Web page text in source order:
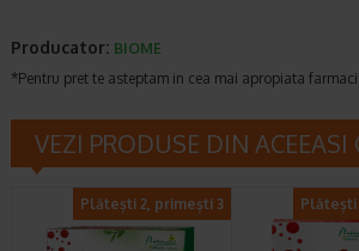
Producator: BIOME
*Pentru pret te asteptam in cea mai apropiata
VEZI PRODUSE DIN ACEEASI
Plătești 2, primești 3 Plătești